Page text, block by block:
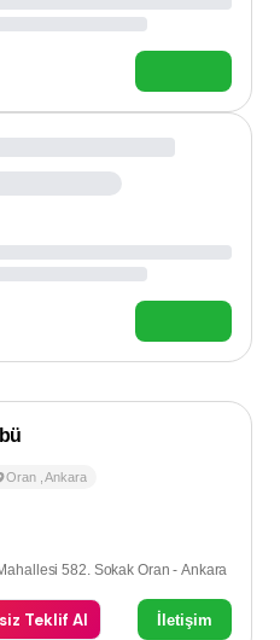
Oran ,Ankara
582. Sokak Oran - Ankara
Teklif Al İletişim